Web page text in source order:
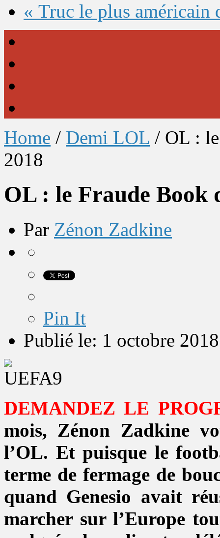
« Truc le plus américain
Home / Demi LOL / OL :
2018
OL : le Fraude Book
Par Zénon Zadkine
Pin It
Publié le: 1 octobre 2018
DEMANDEZ LE
mois, Zénon Zadkine
l’OL. Et puisque le
terme de fermage de
quand Genesio avait
marcher sur l’Europe